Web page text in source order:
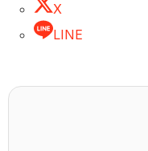
X
LINE